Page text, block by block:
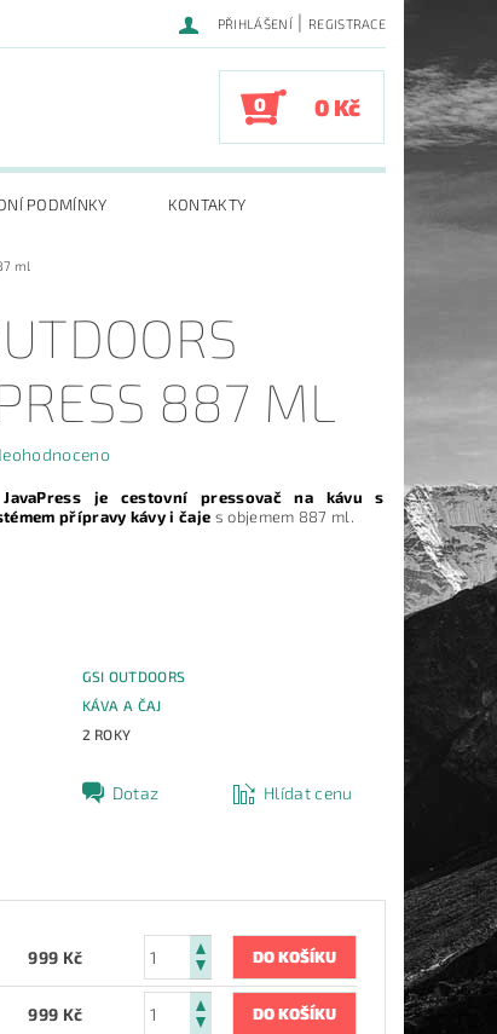
PŘIHLÁŠENÍ | REGISTRACE
0 0 Kč
PODMÍNKY KONTAKTY
ml
887 ML
je cestovní pressovač na kávu s
přípravy kávy i čaje s objemem 887 ml.
GSI OUTDOORS
KÁVA A ČAJ
2 ROKY
Dotaz Hlídat cenu
999 Kč
999 Kč